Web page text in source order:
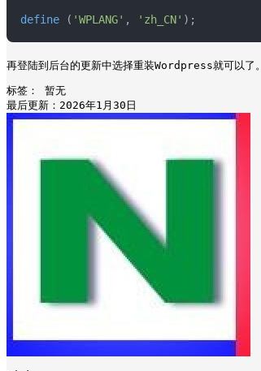
define ( 'WPLANG' , 'zh_CN' );
再登陆到后台的更新中选择重装Wordpress就可以了。
标签：
暂无
最后更新：2026年1月30日